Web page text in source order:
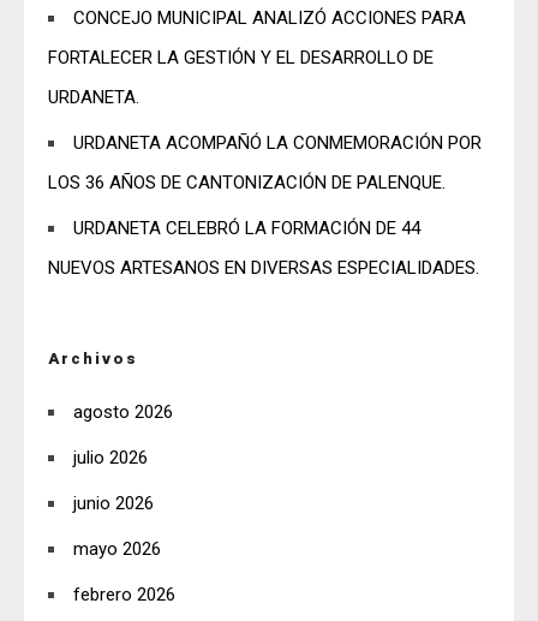
CONCEJO MUNICIPAL ANALIZÓ ACCIONES PARA
FORTALECER LA GESTIÓN Y EL DESARROLLO DE
URDANETA.
URDANETA ACOMPAÑÓ LA CONMEMORACIÓN POR
LOS 36 AÑOS DE CANTONIZACIÓN DE PALENQUE.
URDANETA CELEBRÓ LA FORMACIÓN DE 44
NUEVOS ARTESANOS EN DIVERSAS ESPECIALIDADES.
Archivos
agosto 2026
julio 2026
junio 2026
mayo 2026
febrero 2026